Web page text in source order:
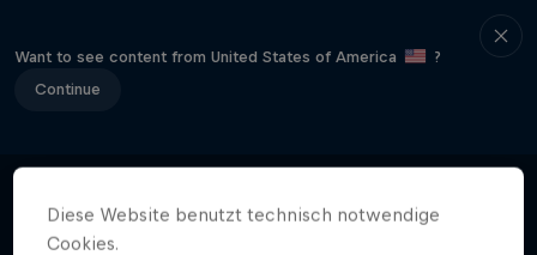
Want to see content from United States of America
?
Continue
Diese Website benutzt technisch notwendige
Cookies.